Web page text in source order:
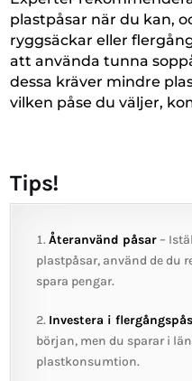
plastpåsar när du kan,
ryggsäckar eller
att använda tunna
dessa kräver mindre
vilken påse du väljer,
Tips!
Återanvänd påsar –
plastpåsar, använd de du
spara pengar.
Investera i
början, men du sparar i
plastkonsumtion.